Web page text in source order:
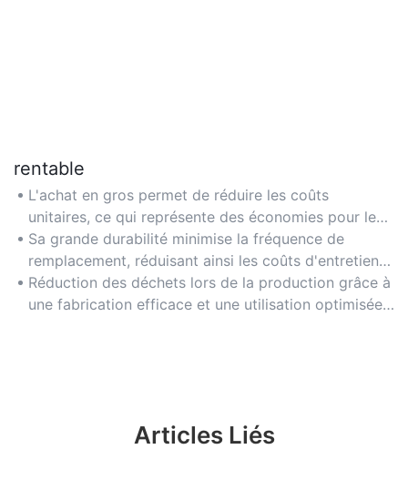
rentable
L'achat en gros permet de réduire les coûts
unitaires, ce qui représente des économies pour les
projets ou la production à grande échelle.
Sa grande durabilité minimise la fréquence de
remplacement, réduisant ainsi les coûts d'entretien à
long terme.
Réduction des déchets lors de la production grâce à
une fabrication efficace et une utilisation optimisée
Articles Liés